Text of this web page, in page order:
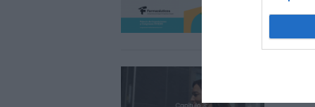
La